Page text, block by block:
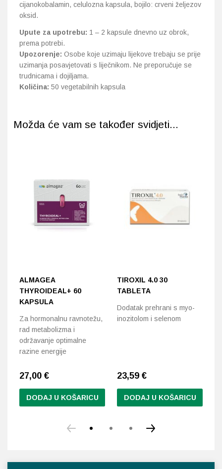
cijanokobalamin, celulozna kapsula, bojilo: crveni željezov
oksid.
Upute za upotrebu: 1 – 2 kapsule dnevno uz obrok,
prema potrebi.
Upozorenje: Osobe koje uzimaju lijekove trebaju se prije
uzimanja posavjetovati s liječnikom. Ne preporučuje se
trudnicama i dojiljama.
Količina: 50 vegetabilnih kapsula
Možda će vam se također svidjeti...
ALMAGEA
THYROIDEAL+ 60
KAPSULA
Za hormonalnu ravnotežu,
rad metabolizma i
održavanje optimalne
razine energije
27,00 €
DODAJ U KOŠARICU
TIROXIL 4.0 30
TABLETA
Dodatak prehrani s myo-
inozitolom i selenom
23,59 €
DODAJ U KOŠARICU